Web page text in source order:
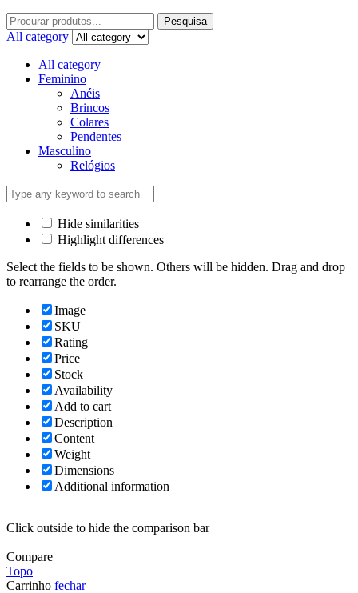
Pesquisa
All category
All category
Feminino
Anéis
Brincos
Colares
Pendentes
Masculino
Relógios
Hide similarities
Highlight differences
Select the fields to be shown. Others will be hidden. Drag and drop
to rearrange the order.
Image
SKU
Rating
Price
Stock
Availability
Add to cart
Description
Content
Weight
Dimensions
Additional information
Click outside to hide the comparison bar
Compare
Topo
Carrinho fechar